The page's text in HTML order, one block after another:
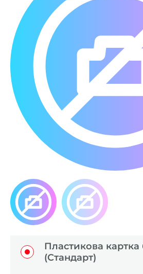
Пластикова картка
(Стандарт)